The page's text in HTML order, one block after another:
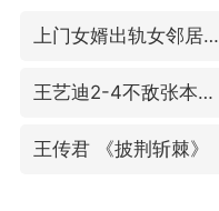
上门女婿出轨女邻居多年被判重婚罪
王艺迪2-4不敌张本美和止步4强
王传君 《披荆斩棘》